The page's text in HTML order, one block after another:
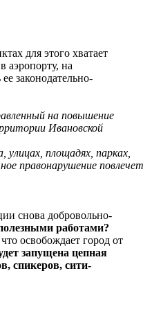
для этого хватает
аэропорту, на
законодательно-
на повышение
Ивановской
площадях, парках,
правонарушение повлечет
снова добровольно-
работами?
освобождает город от
запущена цепная
спикеров, сити-